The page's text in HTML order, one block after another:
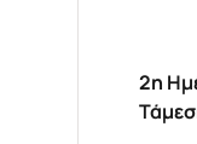
2η